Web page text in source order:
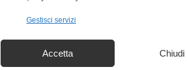
Gestisci servizi
Accetta Chiudi
I giovani non hanno più
Hanno ragione